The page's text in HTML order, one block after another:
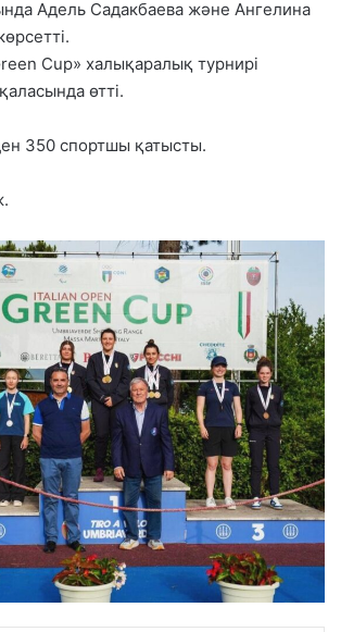
Адель Садакбаева және Ангелина
Cup» халықаралық турнирі
өтті.
350 спортшы қатысты.